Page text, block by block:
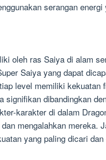
serangan
oleh ras Saiya di alam
Saiya yang dapat
level memiliki kekuatan
signifikan dibandingkan
karakter di dalam
mengalahkan mereka.
yang paling dicari